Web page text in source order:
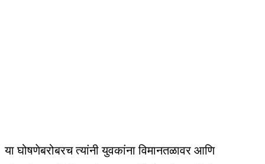
या घोषणेबरोबरच त्यांनी युवकांना विमानतळावर आणि